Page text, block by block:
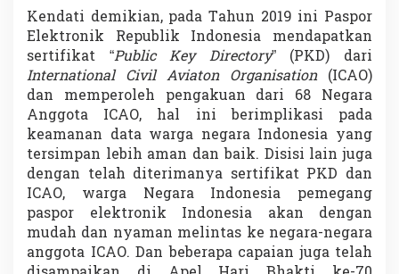
Kendati demikian, pada Tahun 2019 ini Paspor
Elektronik Republik Indonesia mendapatkan
sertifikat “Public Key Directory” (PKD) dari
International Civil Aviaton Organisation(ICAO)
dan memperoleh pengakuan dari 68 Negara
Anggota ICAO, hal ini berimplikasi pada
keamanan data warga negara Indonesia yang
tersimpan lebih aman dan baik. Disisi lain juga
dengan telah diterimanya sertifikat PKD dan
ICAO, warga Negara Indonesia pemegang
paspor elektronik Indonesia akan dengan
mudah dan nyaman melintas ke negara-negara
anggota ICAO. Dan beberapa capaian juga telah